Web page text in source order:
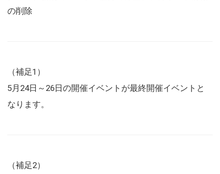
の削除
（補足1）
5月24日～26日の開催イベントが最終開催イベントと
なります。
（補足2）